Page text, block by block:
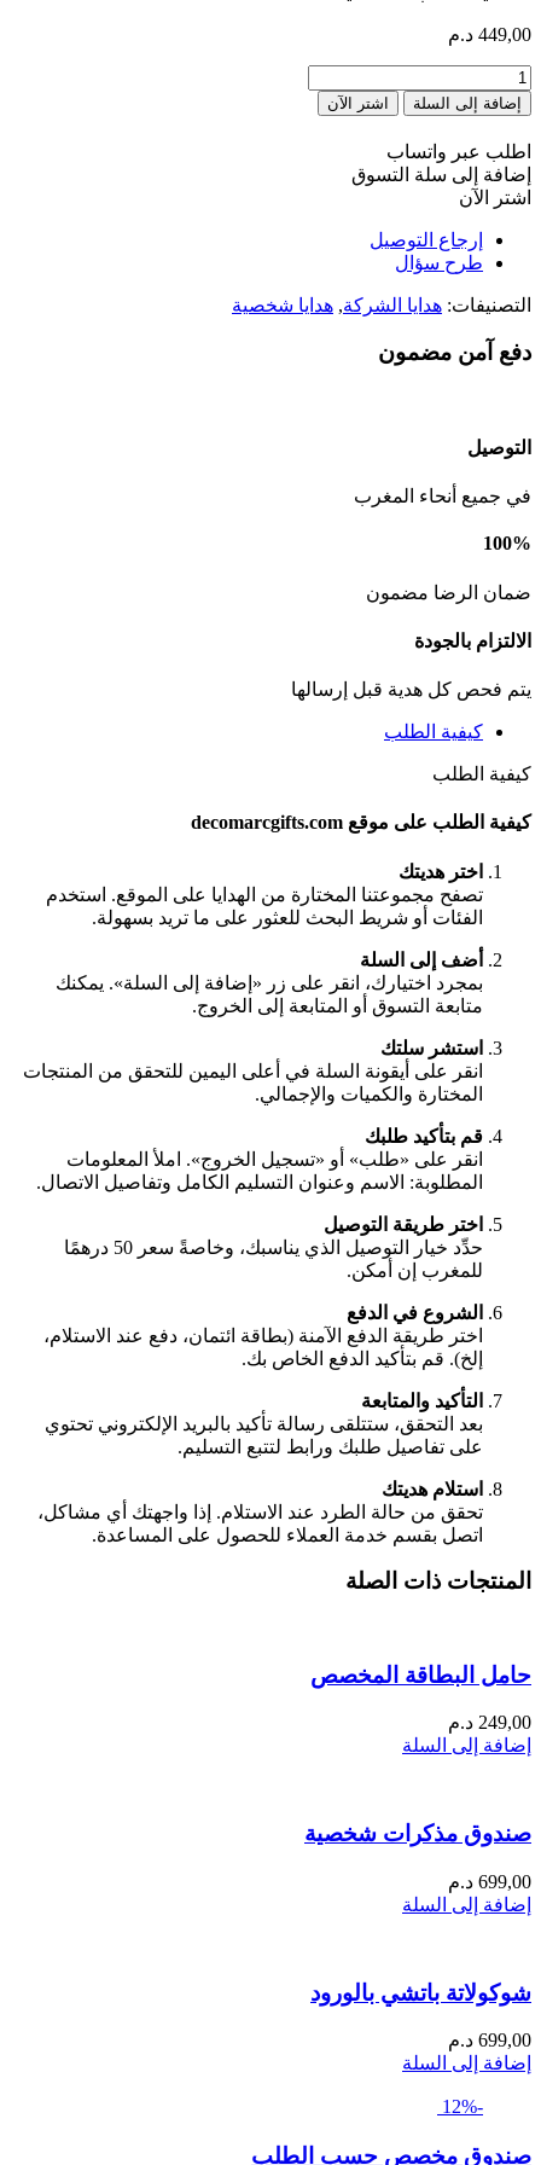
449,00 د.م
كمية
Cadeau
pour
bureau
personnalisé
إضافة إلى السلة اشتر الآن
اطلب عبر واتساب
إضافة إلى سلة التسوق
اشتر الآن
إرجاع التوصيل
طرح سؤال
التصنيفات: هدايا الشركة, هدايا شخصية
دفع آمن مضمون
التوصيل
في جميع أنحاء المغرب
100%
ضمان الرضا مضمون
الالتزام بالجودة
يتم فحص كل هدية قبل إرسالها
كيفية الطلب
كيفية الطلب
كيفية الطلب على موقع decomarcgifts.com
اختر هديتك
تصفح مجموعتنا المختارة من الهدايا على الموقع. استخدم
الفئات أو شريط البحث للعثور على ما تريد بسهولة.
أضف إلى السلة
بمجرد اختيارك، انقر على زر «إضافة إلى السلة». يمكنك
متابعة التسوق أو المتابعة إلى الخروج.
استشر سلتك
انقر على أيقونة السلة في أعلى اليمين للتحقق من المنتجات
المختارة والكميات والإجمالي.
قم بتأكيد طلبك
انقر على «طلب» أو «تسجيل الخروج». املأ المعلومات
المطلوبة: الاسم وعنوان التسليم الكامل وتفاصيل الاتصال.
اختر طريقة التوصيل
حدِّد خيار التوصيل الذي يناسبك، وخاصةً سعر 50 درهمًا
للمغرب إن أمكن.
الشروع في الدفع
اختر طريقة الدفع الآمنة (بطاقة ائتمان، دفع عند الاستلام،
إلخ). قم بتأكيد الدفع الخاص بك.
التأكيد والمتابعة
بعد التحقق، ستتلقى رسالة تأكيد بالبريد الإلكتروني تحتوي
على تفاصيل طلبك ورابط لتتبع التسليم.
استلام هديتك
تحقق من حالة الطرد عند الاستلام. إذا واجهتك أي مشاكل،
اتصل بقسم خدمة العملاء للحصول على المساعدة.
المنتجات ذات الصلة
حامل البطاقة المخصص
249,00 د.م
إضافة إلى السلة
صندوق مذكرات شخصية
699,00 د.م
إضافة إلى السلة
شوكولاتة باتشي بالورود
699,00 د.م
إضافة إلى السلة
-12%
صندوق مخصص حسب الطلب